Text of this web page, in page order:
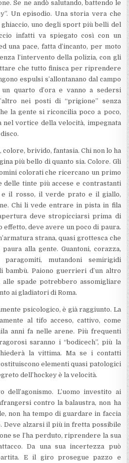
Se ne andò salutando, battendo le
Un episodio. Una storia vera che
ghiaccio, uno degli sport più belli del
infatti va spiegato così con un
una pace, fatta d’incanto, per moto
l’intervento della polizia, con gli
che tutto finisca per riprendere
espulsi s’allontanano dal campo
quarto d’ora e vanno a sedersi
nei posti di “prigione” senza
la gente si riconcilia poco a poco,
nel vortice della velocità, impegnata
colore, brivido, fantasia. Chi non lo ha
più bello di quanto sia. Colore. Gli
colorati che ricercano un primo
delle tinte più accese e contrastanti
e il rosso, il verde prato e il giallo,
Chi li vede entrare in pista in fila
deve stropicciarsi prima di
effetto, deve avere un poco di paura.
strana, quasi grottesca che
alla gente. Guantoni, corazza,
mutandoni semirigidi
bambù. Paiono guerrieri d’un altro
spade potrebbero assomigliare
ai gladiatori di Roma.
psicologico, è già raggiunto. La
al tifo acceso, cattivo, come
anni fa nelle arene. Più frequenti
saranno i “bodicech”, più la
la vittima. Ma se i contatti
elementi quasi patologici
dell’hockey è la velocità.
L’uomo investito ai
contro la balaustra, non ha
non ha tempo di guardare in faccia
Deve alzarsi il più in fretta possibile
se l’ha perduto, riprendere la sua
Da una sua incertezza può
E il giro prosegue pazzo e